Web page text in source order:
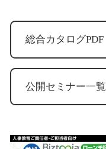
総合カタログPDF
公開セミナー一覧